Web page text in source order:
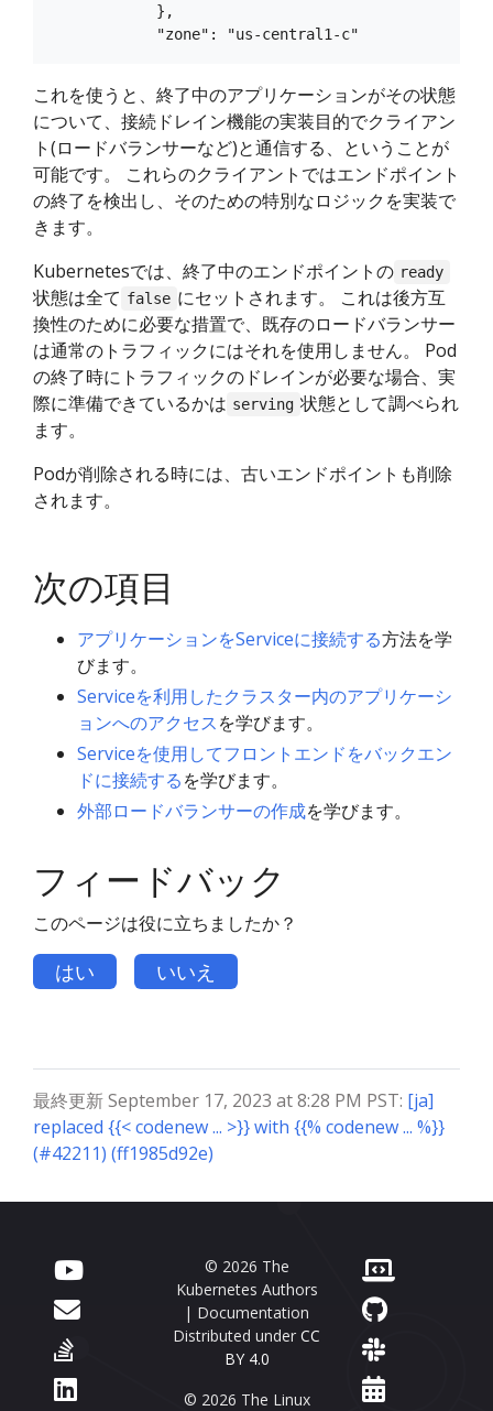
            },
これを使うと、終了中のアプリケーションがその状態
について、接続ドレイン機能の実装目的でクライアン
ト(ロードバランサーなど)と通信する、ということが
可能です。 これらのクライアントではエンドポイント
の終了を検出し、そのための特別なロジックを実装で
きます。
Kubernetesでは、終了中のエンドポイントの ready
状態は全て false にセットされます。 これは後方互
換性のために必要な措置で、既存のロードバランサー
は通常のトラフィックにはそれを使用しません。 Pod
の終了時にトラフィックのドレインが必要な場合、実
際に準備できているかは serving 状態として調べられ
ます。
Podが削除される時には、古いエンドポイントも削除
されます。
次の項目
アプリケーションをServiceに接続する方法を学
びます。
Serviceを利用したクラスター内のアプリケーシ
ョンへのアクセスを学びます。
Serviceを使用してフロントエンドをバックエン
ドに接続するを学びます。
外部ロードバランサーの作成を学びます。
フィードバック
このページは役に立ちましたか？
はい いいえ
最終更新 September 17, 2023 at 8:28 PM PST: [ja]
replaced {{< codenew ... >}} with {{% codenew ... %}}
(#42211) (ff1985d92e)
© 2026 The
Kubernetes Authors
| Documentation
Distributed under CC
BY 4.0
© 2026 The Linux